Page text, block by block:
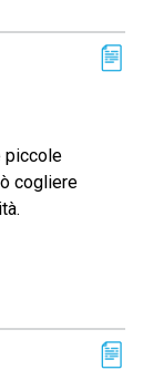
piccole
cogliere